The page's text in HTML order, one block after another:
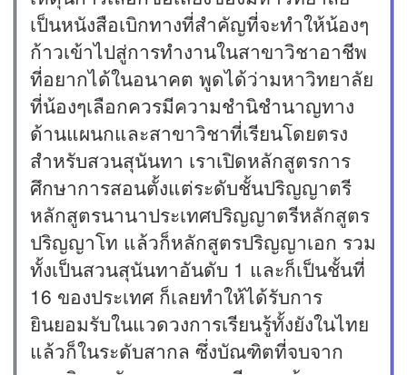
เป็นหนังสือเบิกทางที่สำคัญที่จะทำให้น้องๆ
ก้าวเข้าไปสู่การทำงานในสาขาวิชาอาชีพ
ที่อยากได้ในอนาคต พูดได้ว่ามหาวิทยาลัย
ที่น้องๆเลือกควรมีความชำนิชำนาญทาง
ด้านแผนกและสาขาวิชาที่เรียนโดยตรง
สำหรับสวนสุนันทา เราเปิดหลักสูตรการ
ศึกษาการสอนตั้งแต่ระดับชั้นปริญญาตรี
หลักสูตรนานาประเทศปริญญาตรีหลักสูตร
ปริญญาโท แล้วก็หลักสูตรปริญญาเอก รวม
ทั้งเป็นสวนสุนันทาอันดับ 1 และก็เป็นชั้นที่
16 ของประเทศ ก็เลยทำให้ได้รับการ
ยินยอมรับในแวดวงการเรียนรู้ทั้งยังในไทย
แล้วก็ในระดับสากล ซึ่งบัณฑิตที่จบจาก